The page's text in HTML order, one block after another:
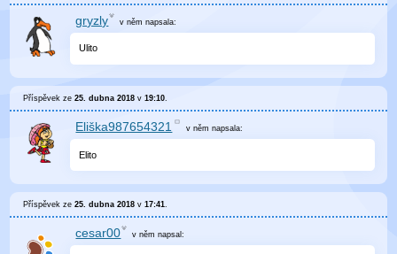
gryzly v něm napsala:
Ulito
Příspěvek ze25. dubna 2018 v19:10.
Eliška987654321 v němnapsala:
Elito
Příspěvek ze25. dubna 2018 v17:41.
cesar00 v něm napsal: